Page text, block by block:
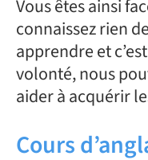
Vous êtes ainsi
connaissez rien
apprendre et
volonté, nous
aider à acquérir
Cours